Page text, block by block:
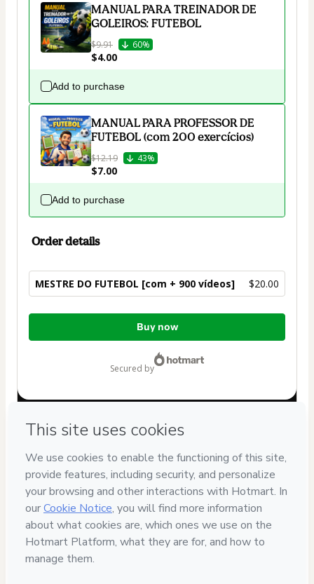
MANUAL PARA TREINADOR DE
GOLEIROS: FUTEBOL
$9.91 60%
$4.00
Add to purchase
MANUAL PARA PROFESSOR DE
FUTEBOL (com 200 exercícios)
$12.19 43%
$7.00
Add to purchase
Order details
MESTRE DO FUTEBOL [com + 900 vídeos] $20.00
Total
Buy now
secured by
If you need to submit a request to our support team, please
provide the code below:
CKTID-N90666064S1-1786048892218-8879
Was your information autofill in? Click here to learn more
By clicking 'Buy Now' I declare that I (i) understand that
and has no responsibility for the content and/or control over
it; (ii) agree to Hotmart’s